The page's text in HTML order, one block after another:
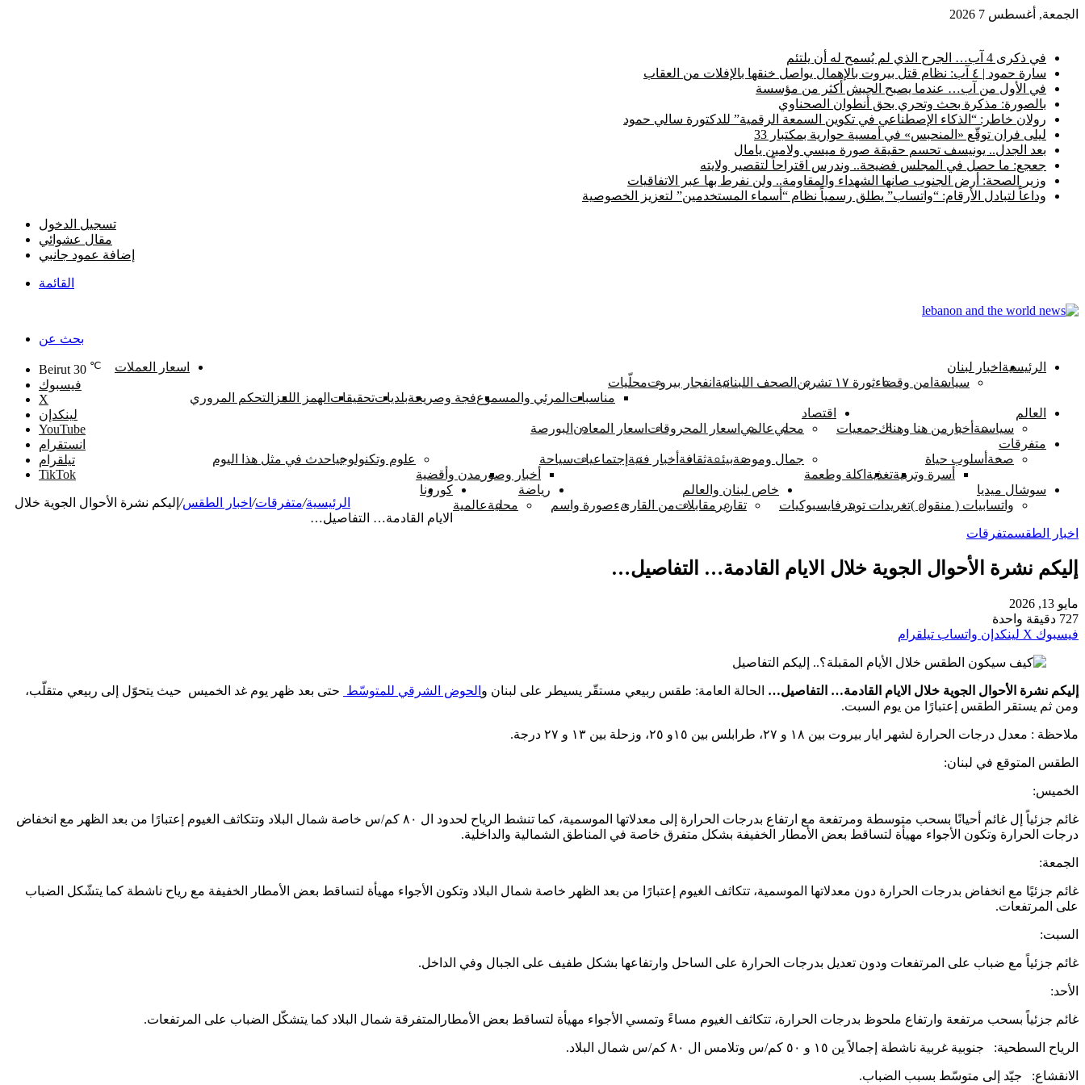
الجمعة, أغسطس 7 2026
في ذكرى 4 آب… الجرح الذي لم يُسمح له أن يلتئم
سارة حمود | ٤ آب: نظام قتل بيروت بالإهمال يواصل خنقها بالإفلات من العقاب
في الأول من آب… عندما يصبح الجيش أكثر من مؤسسة
بالصورة: مذكرة بحث وتحري بحق أنطوان الصحناوي
رولان خاطر: “الذكاء الإصطناعي في تكوين السمعة الرقمية” للدكتورة سالي حمود
ليلى فران توقّع «المنحبس» في أمسية حوارية بمكتبار 33
بعد الجدل.. يونيسف تحسم حقيقة صورة ميسي ولامين يامال
جعجع: ما حصل في المجلس فضيحة.. وندرس اقتراحاً لتقصير ولايته
وزير الصحة: أرض الجنوب صانها الشهداء والمقاومة.. ولن نفرط بها عبر الاتفاقيات
وداعاً لتبادل الأرقام: “واتساب” يطلق رسمياً نظام “أسماء المستخدمين” لتعزيز الخصوصية
تسجيل الدخول
مقال عشوائي
إضافة عمود جانبي
القائمة
بحث عن
الرئيسية اخبار لبنان
سياسة امن وقضاءثورة ١٧ تشرين الصحف اللبنانية انفجار بيروتمحلّيات
مناسبات المرئي والمسموعفجة وصريحةبلدياتتحقيقات الهمز اللمز التحكم المروري
اسعار العملات
العالم
سياسىة أخبار من هنا وهناكجمعيات
اقتصاد
محليعالمي اسعار المحروقات اسعار المعادن البورصة
متفرقات
صحة أسلوب حياة
أسرة وتربيةتغذية اكلة وطعمة
جمال وموضةبيئــةثقافة أخبار فنية إجتماعياتسياحة
أخبار وصور مدن وأقضية
علوم وتكنولوجياحدث في مثل هذا اليوم
سوشال ميديا
واتسابيات ( منقول )تغريدات تويتر فايسبوكيات
خاص لبنان والعالم
تقارير مقابلاتمن القارىءصورة واسم
رياضة
محليةعالمية
كورونا
Beirut 30 ℃
فيسبوك
‫X
لينكدإن
‫YouTube
انستقرام
تيلقرام
‫TikTok
الرئيسية/متفرقات/ اخبار الطقس/ إليكم نشرة الأحوال الجوية خلال
الايام القادمة… التفاصيل…
اخبار الطقسمتفرقات
إليكم نشرة الأحوال الجوية خلال الايام القادمة… التفاصيل…
مايو 13, 2026
727 دقيقة واحدة
فيسبوك ‫X لينكدإن واتساب تيلقرام
إليكم نشرة الأحوال الجوية خلال الايام القادمة… التفاصيل… الحالة العامة: طقس ربيعي مستقّر يسيطر على لبنان و الحوض الشرقي للمتوسّط حتى بعد ظهر يوم غد الخميس حيث يتحوّل إلى ربيعي متقلّب،
ومن ثم يستقر الطقس إعتبارًا من يوم السبت.
ملاحظة : معدل درجات الحرارة لشهر ايار بيروت بين ١٨ و ٢٧، طرابلس بين ١٥و ٢٥، وزحلة بين ١٣ و ٢٧ درجة.
الطقس المتوقع في لبنان:
الخميس:
غائم جزئياً إل غائم أحيانًا بسحب متوسطة ومرتفعة مع ارتفاع بدرجات الحرارة إلى معدلاتها الموسمية، كما تنشط الرياح لحدود ال ٨٠ كم/س خاصة شمال البلاد وتتكاثف الغيوم إعتبارًا من بعد الظهر مع انخفاض
درجات الحرارة وتكون الأجواء مهيأة لتساقط بعض الأمطار الخفيفة بشكل متفرق خاصة في المناطق الشمالية والداخلية.
الجمعة:
غائم جزئيًا مع انخفاض بدرجات الحرارة دون معدلاتها الموسمية، تتكاثف الغيوم إعتبارًا من بعد الظهر خاصة شمال البلاد وتكون الأجواء مهيأة لتساقط بعض الأمطار الخفيفة مع رياح ناشطة كما يتشّكل الضباب
على المرتفعات.
السبت:
غائم جزئياً مع ضباب على المرتفعات ودون تعديل بدرجات الحرارة على الساحل وارتفاعها بشكل طفيف على الجبال وفي الداخل.
الأحد:
غائم جزئياً بسحب مرتفعة وارتفاع ملحوظ بدرجات الحرارة، تتكاثف الغيوم مساءً وتمسي الأجواء مهيأة لتساقط بعض الأمطارالمتفرقة شمال البلاد كما يتشكّل الضباب على المرتفعات.
الرياح السطحية: جنوبية غربية ناشطة إجمالاً ين ١٥ و ٥٠ كم/س وتلامس ال ٨٠ كم/س شمال البلاد.
الانقشاع: جيّد إلى متوسّط بسبب الضباب.